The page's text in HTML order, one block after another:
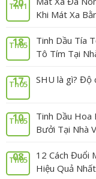
20
Th11
Khi Mát Xa
18
Th05
Tinh Dầu Tía
Tô Tím Tại
17
Th05 SHU là gì? Độ
10
Th05
Tinh Dầu Hoa
Bưởi Tại Nhà
08
Th05
12 Cách Đuổi
Hiệu Quả Nhất